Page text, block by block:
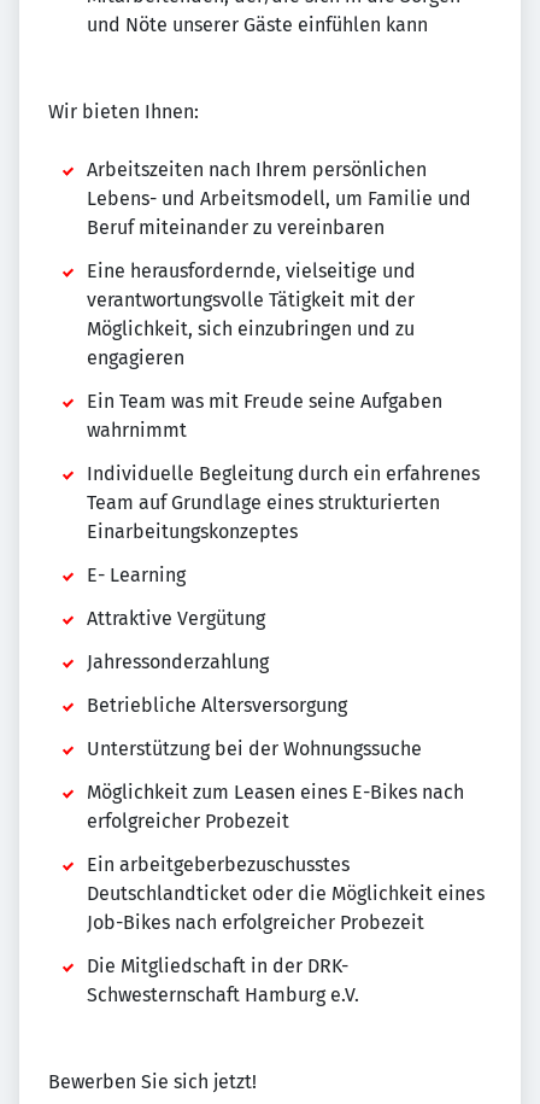
und Nöte unserer Gäste einfühlen kann
Wir bieten Ihnen:
Arbeitszeiten nach Ihrem persönlichen
Lebens- und Arbeitsmodell, um Familie und
Beruf miteinander zu vereinbaren
Eine herausfordernde, vielseitige und
verantwortungsvolle Tätigkeit mit der
Möglichkeit, sich einzubringen und zu
engagieren
Ein Team was mit Freude seine Aufgaben
wahrnimmt
Individuelle Begleitung durch ein erfahrenes
Team auf Grundlage eines strukturierten
Einarbeitungskonzeptes
E- Learning
Attraktive Vergütung
Jahressonderzahlung
Betriebliche Altersversorgung
Unterstützung bei der Wohnungssuche
Möglichkeit zum Leasen eines E-Bikes nach
erfolgreicher Probezeit
Ein arbeitgeberbezuschusstes
Deutschlandticket oder die Möglichkeit eines
Job-Bikes nach erfolgreicher Probezeit
Die Mitgliedschaft in der DRK-
Schwesternschaft Hamburg e.V.
Bewerben Sie sich jetzt!